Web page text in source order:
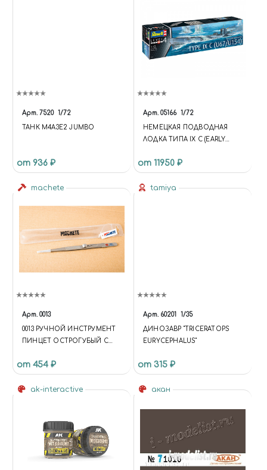
Арт. 7520 1/72
ТАНК М4А3Е2 JUMBO
от 936 ₽
Арт. 05166 1/72
НЕМЕЦКАЯ ПОДВОДНАЯ
ЛОДКА ТИПА IX C (EARLY
от 11950 ₽
machete
Арт. 0013
0013 РУЧНОЙ ИНСТРУМЕНТ
ПИНЦЕТ ОСТРОГУБЫЙ С
от 454 ₽
tamiya
Арт. 60201 1/35
ДИНОЗАВР "TRICERATOPS
EURYCEPHALUS"
от 315 ₽
ak-interactive акан